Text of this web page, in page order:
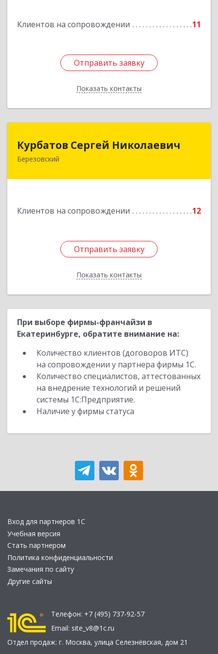
Клиентов на сопровождении 11
Отправить заявку
Показать контакты
Отправить заявку
Назад
Курбатов Сергей Николаевич
Березовский
Клиентов на сопровождении 12
Отправить заявку
Показать контакты
Курбатов Сергей Николаевич
Отправить заявку
Назад
При выборе фирмы-франчайзи в
Екатеринбурге, обратите внимание на:
Количество клиентов (договоров ИТС)
на сопровождении у партнера фирмы 1С.
Количество специалистов, аттестованных
на внедрение технологий и решений
системы 1С:Предприятие.
Наличие у фирмы статуса
Вход для партнеров 1С
Учебная версия
Стать партнером
Политика конфиденциальности
Замечания по сайту
Другие сайты
Телефон: +7 (495) 737-92-57
Email: site_v8@1c.ru
Отдел продаж: г. Москва, улица Селезнёвская, дом 21